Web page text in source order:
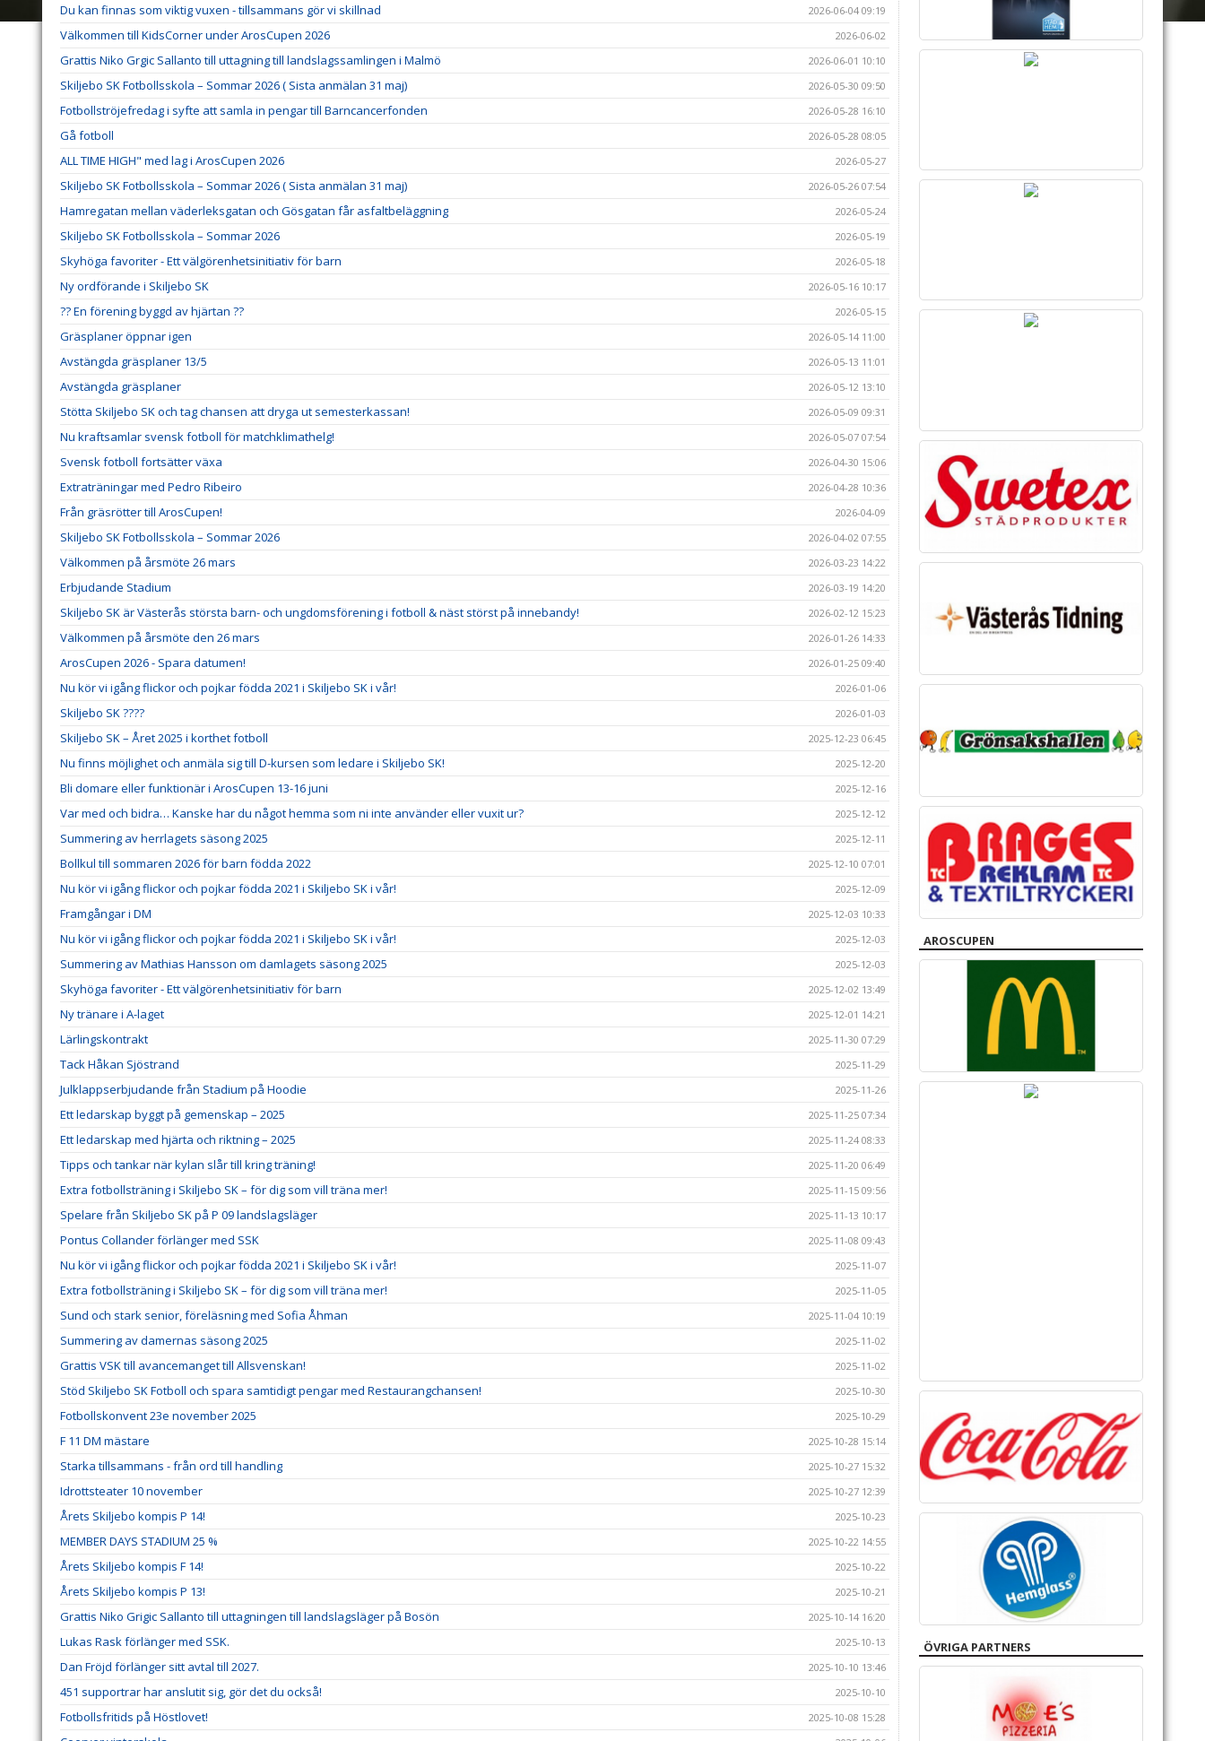
Du kan finnas som viktig vuxen - tillsammans gör vi skillnad 2026-06-04 09:19
Välkommen till KidsCorner under ArosCupen 2026 2026-06-02
Grattis Niko Grgic Sallanto till uttagning till landslagssamlingen i Malmö 2026-06-01 10:10
Skiljebo SK Fotbollsskola – Sommar 2026 ( Sista anmälan 31 maj) 2026-05-30 09:50
Fotbollströjefredag i syfte att samla in pengar till Barncancerfonden 2026-05-28 16:10
Gå fotboll 2026-05-28 08:05
ALL TIME HIGH" med lag i ArosCupen 2026 2026-05-27
Skiljebo SK Fotbollsskola – Sommar 2026 ( Sista anmälan 31 maj) 2026-05-26 07:54
Hamregatan mellan väderleksgatan och Gösgatan får asfaltbeläggning 2026-05-24
Skiljebo SK Fotbollsskola – Sommar 2026 2026-05-19
Skyhöga favoriter - Ett välgörenhetsinitiativ för barn 2026-05-18
Ny ordförande i Skiljebo SK 2026-05-16 10:17
?? En förening byggd av hjärtan ?? 2026-05-15
Gräsplaner öppnar igen 2026-05-14 11:00
Avstängda gräsplaner 13/5 2026-05-13 11:01
Avstängda gräsplaner 2026-05-12 13:10
Stötta Skiljebo SK och tag chansen att dryga ut semesterkassan! 2026-05-09 09:31
Nu kraftsamlar svensk fotboll för matchklimathelg! 2026-05-07 07:54
Svensk fotboll fortsätter växa 2026-04-30 15:06
Extraträningar med Pedro Ribeiro 2026-04-28 10:36
Från gräsrötter till ArosCupen! 2026-04-09
Skiljebo SK Fotbollsskola – Sommar 2026 2026-04-02 07:55
Välkommen på årsmöte 26 mars 2026-03-23 14:22
Erbjudande Stadium 2026-03-19 14:20
Skiljebo SK är Västerås största barn- och ungdomsförening i fotboll & näst störst på innebandy! 2026-02-12 15:23
Välkommen på årsmöte den 26 mars 2026-01-26 14:33
ArosCupen 2026 - Spara datumen! 2026-01-25 09:40
Nu kör vi igång flickor och pojkar födda 2021 i Skiljebo SK i vår! 2026-01-06
Skiljebo SK ???? 2026-01-03
Skiljebo SK – Året 2025 i korthet fotboll 2025-12-23 06:45
Nu finns möjlighet och anmäla sig till D-kursen som ledare i Skiljebo SK! 2025-12-20
Bli domare eller funktionär i ArosCupen 13-16 juni 2025-12-16
Var med och bidra… Kanske har du något hemma som ni inte använder eller vuxit ur? 2025-12-12
Summering av herrlagets säsong 2025 2025-12-11
Bollkul till sommaren 2026 för barn födda 2022 2025-12-10 07:01
Nu kör vi igång flickor och pojkar födda 2021 i Skiljebo SK i vår! 2025-12-09
Framgångar i DM 2025-12-03 10:33
Nu kör vi igång flickor och pojkar födda 2021 i Skiljebo SK i vår! 2025-12-03
Summering av Mathias Hansson om damlagets säsong 2025 2025-12-03
Skyhöga favoriter - Ett välgörenhetsinitiativ för barn 2025-12-02 13:49
Ny tränare i A-laget 2025-12-01 14:21
Lärlingskontrakt 2025-11-30 07:29
Tack Håkan Sjöstrand 2025-11-29
Julklappserbjudande från Stadium på Hoodie 2025-11-26
Ett ledarskap byggt på gemenskap – 2025 2025-11-25 07:34
Ett ledarskap med hjärta och riktning – 2025 2025-11-24 08:33
Tipps och tankar när kylan slår till kring träning! 2025-11-20 06:49
Extra fotbollsträning i Skiljebo SK – för dig som vill träna mer! 2025-11-15 09:56
Spelare från Skiljebo SK på P 09 landslagsläger 2025-11-13 10:17
Pontus Collander förlänger med SSK 2025-11-08 09:43
Nu kör vi igång flickor och pojkar födda 2021 i Skiljebo SK i vår! 2025-11-07
Extra fotbollsträning i Skiljebo SK – för dig som vill träna mer! 2025-11-05
Sund och stark senior, föreläsning med Sofia Åhman 2025-11-04 10:19
Summering av damernas säsong 2025 2025-11-02
Grattis VSK till avancemanget till Allsvenskan! 2025-11-02
Stöd Skiljebo SK Fotboll och spara samtidigt pengar med Restaurangchansen! 2025-10-30
Fotbollskonvent 23e november 2025 2025-10-29
F 11 DM mästare 2025-10-28 15:14
Starka tillsammans - från ord till handling 2025-10-27 15:32
Idrottsteater 10 november 2025-10-27 12:39
Årets Skiljebo kompis P 14! 2025-10-23
MEMBER DAYS STADIUM 25 % 2025-10-22 14:55
Årets Skiljebo kompis F 14! 2025-10-22
Årets Skiljebo kompis P 13! 2025-10-21
Grattis Niko Grigic Sallanto till uttagningen till landslagsläger på Bosön 2025-10-14 16:20
Lukas Rask förlänger med SSK. 2025-10-13
Dan Fröjd förlänger sitt avtal till 2027. 2025-10-10 13:46
451 supportrar har anslutit sig, gör det du också! 2025-10-10
Fotbollsfritids på Höstlovet! 2025-10-08 15:28
AROSCUPEN
ÖVRIGA PARTNERS